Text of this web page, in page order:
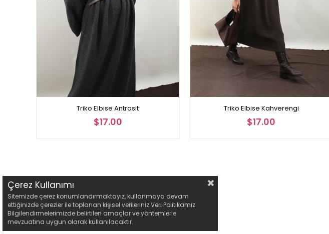
Triko Elbise Antrasit
$17.00
Triko Elbise Kahverengi
$17.00
Çerez Kullanımı
Sitemizde çerez konumlandırmaktayız, kullanmaya devam
ettiğinizde çerezler ile toplanan kişisel verileriniz Veri Politikamız
Bilgilendirmelerimizde belirtilen amaçlar ve yöntemlerle
mevzuatına uygun olarak kullanılacaktır.